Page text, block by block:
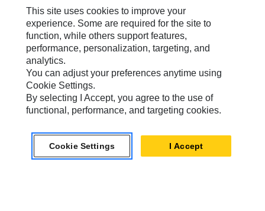
Caterpillar.com
Caterpillar Contato E Suporte
Minhas Preferências De Marketing
Mapa Do Local
This site uses cookies to improve your
experience. Some are required for the site to
function, while others support features,
performance, personalization, targeting, and
analytics.
You can adjust your preferences anytime using
Cookie Settings.
By selecting I Accept, you agree to the use of
functional, performance, and targeting cookies.
Cookie Settings I Accept